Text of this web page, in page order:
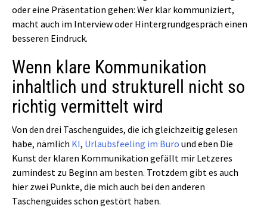
oder eine Präsentation gehen: Wer klar kommuniziert,
macht auch im Interview oder Hintergrundgespräch einen
besseren Eindruck.
Wenn klare Kommunikation
inhaltlich und strukturell nicht so
richtig vermittelt wird
Von den drei Taschenguides, die ich gleichzeitig gelesen
habe, nämlich KI, Urlaubsfeeling im Büro und eben Die
Kunst der klaren Kommunikation gefällt mir Letzeres
zumindest zu Beginn am besten. Trotzdem gibt es auch
hier zwei Punkte, die mich auch bei den anderen
Taschenguides schon gestört haben.